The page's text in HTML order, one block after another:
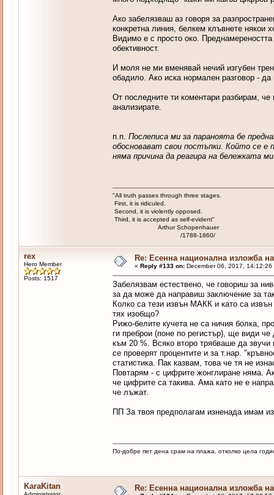
Ако забелязваш аз говоря за
конкретна линия, белкем клъвнете някои
Видимо е с просто око.
обективност.
И моля не ми вменявай нечий изгубен
обадило. Ако иска нормален разговор -
От последните ти коментари разбирам,
анализирате.
п.п. Послеписа ми за параноята бе
обосновават свои постъпки. Който се е
няма причина да реагира на бележката
"All truth passes through three stages.
First, it is ridiculed.
Second, it is violently opposed.
Third, it is accepted as self-evident"
Arthur Schopenhauer
/1788-1860/
rex
Hero Member
Posts: 1517
Re: Есенна национална изложба
« Reply #133 on:December 06, 2017, 14:12:26
Забелязвам естествено, че говориш за
за да може да направиш заключение за
Колко са тези извън МАКК и като са
тях изобщо?
Рижо-белите кучета не са ничия болка,
ги преброи (поне по регистър), ще види
към 20 %. Всяко второ трябваше да звучи
се проверят процентите и за т.нар.
статистика. Пак казвам, това че тя не
Повтарям - с цифрите жонглиране няма.
че цифрите са такива. Ама като не е
че лъжат.
ПП За твоя предполагам изненада имам
По-добре пет дена срам на плажа, отколко цела
KaraKitan Re: Есенна национална изложба